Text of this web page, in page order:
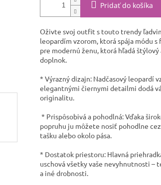
Pridať do košíka
Oživte svoj outfit s touto trendy
leopardím vzorom, ktorá spája módu
pre modernú ženu, ktorá hľadá
doplnok.
* Výrazný dizajn: Nadčasový leopardí
elegantnými čiernymi detailmi dodá
originalitu.
* Prispôsobivá a pohodlná: Vďaka
popruhu ju môžete nosiť pohodlne
tašku alebo okolo pása.
* Dostatok priestoru: Hlavná
uschová všetky vaše nevyhnutnosti –
a iné drobnosti.